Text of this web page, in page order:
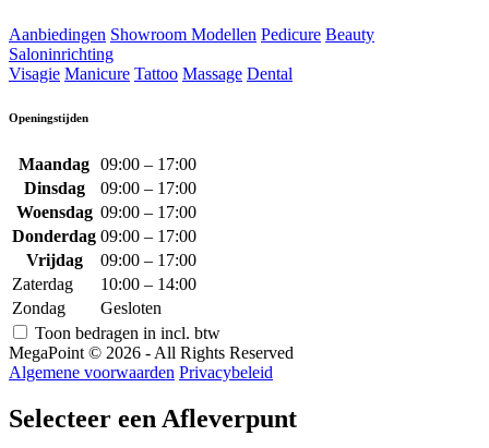
Aanbiedingen Showroom Modellen Pedicure Beauty
Saloninrichting
Visagie Manicure Tattoo Massage Dental
Openingstijden
Maandag 09:00 – 17:00
Dinsdag
09:00 – 17:00
Woensdag 09:00 – 17:00
Donderdag 09:00 – 17:00
Vrijdag
09:00 – 17:00
Zaterdag
10:00 – 14:00
Zondag
Gesloten
Toon bedragen in incl. btw
MegaPoint © 2026 - All Rights Reserved
Algemene voorwaarden Privacybeleid
Selecteer een Afleverpunt